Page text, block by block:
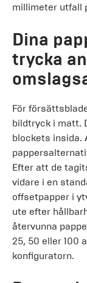
millimeter utfall
Dina
trycka
För
bildtryck i matt.
blockets insida.
Efter att de
vidare i en
offsetpapper i
ute efter
återvunna
25, 50 eller 100
konfiguratorn.